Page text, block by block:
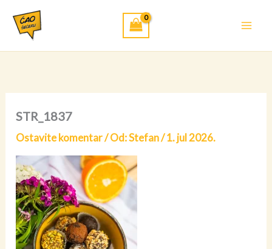
sadržaj
STR_1837
Ostavite komentar/ Od:Stefan/1. jul 2026.